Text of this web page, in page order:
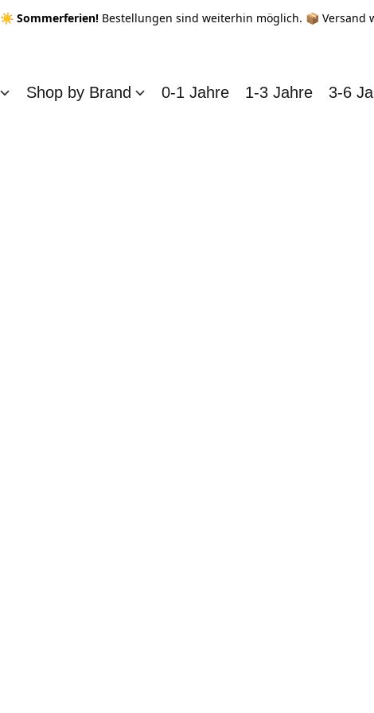
☀️ Sommerferien! Bestellungen sind weiterhin möglich. 📦 Versand
Shop by Brand 0-1 Jahre 1-3 Jahre 3-6